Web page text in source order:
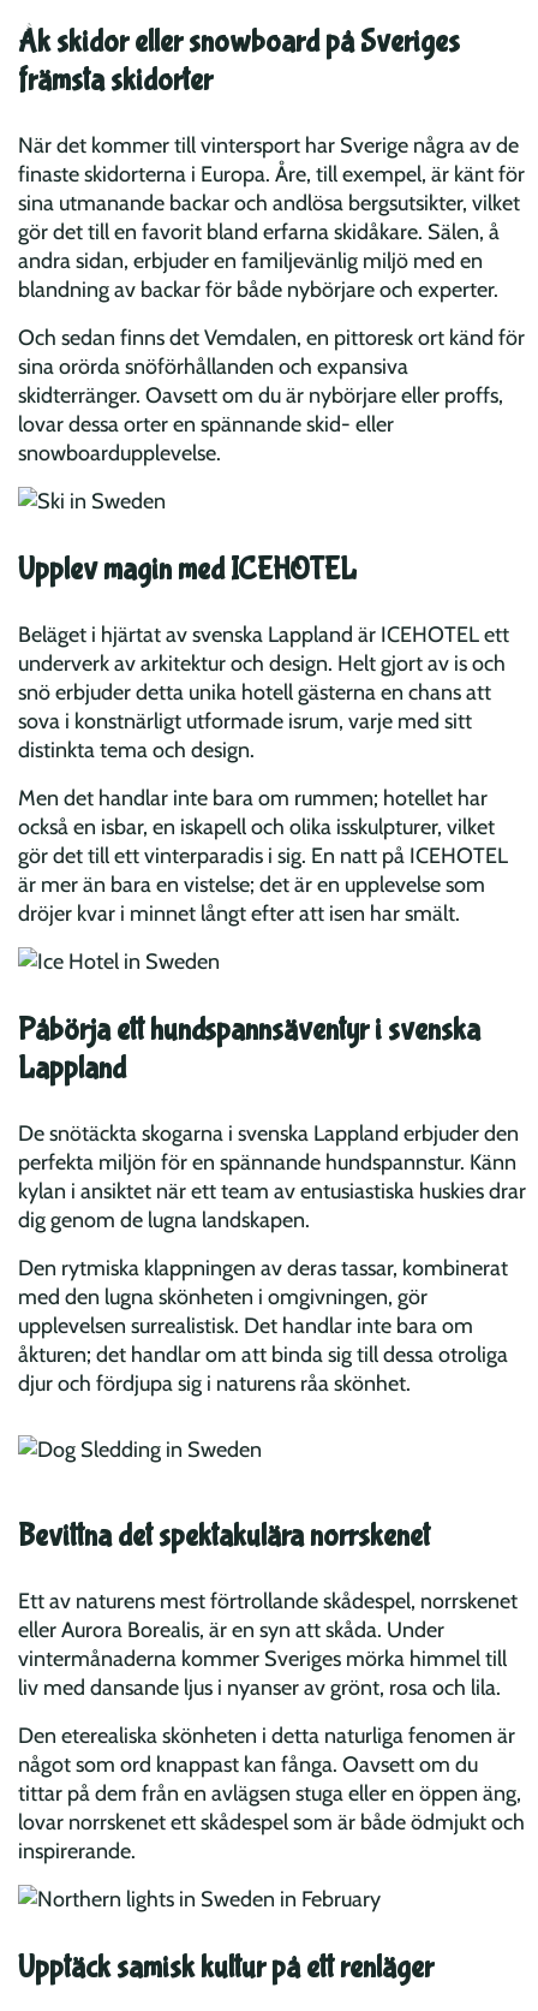
Åk skidor eller snowboard på Sveriges
främsta skidorter
När det kommer till vintersport har Sverige några av de
finaste skidorterna i Europa. Åre, till exempel, är känt för
sina utmanande backar och andlösa bergsutsikter, vilket
gör det till en favorit bland erfarna skidåkare. Sälen, å
andra sidan, erbjuder en familjevänlig miljö med en
blandning av backar för både nybörjare och experter.
Och sedan finns det Vemdalen, en pittoresk ort känd för
sina orörda snöförhållanden och expansiva
skidterränger. Oavsett om du är nybörjare eller proffs,
lovar dessa orter en spännande skid- eller
snowboardupplevelse.
Upplev magin med ICEHOTEL
Beläget i hjärtat av svenska Lappland är ICEHOTEL ett
underverk av arkitektur och design. Helt gjort av is och
snö erbjuder detta unika hotell gästerna en chans att
sova i konstnärligt utformade isrum, varje med sitt
distinkta tema och design.
Men det handlar inte bara om rummen; hotellet har
också en isbar, en iskapell och olika isskulpturer, vilket
gör det till ett vinterparadis i sig. En natt på ICEHOTEL
är mer än bara en vistelse; det är en upplevelse som
dröjer kvar i minnet långt efter att isen har smält.
Påbörja ett hundspannsäventyr i svenska
Lappland
De snötäckta skogarna i svenska Lappland erbjuder den
perfekta miljön för en spännande hundspannstur. Känn
kylan i ansiktet när ett team av entusiastiska huskies drar
dig genom de lugna landskapen.
Den rytmiska klappningen av deras tassar, kombinerat
med den lugna skönheten i omgivningen, gör
upplevelsen surrealistisk. Det handlar inte bara om
åkturen; det handlar om att binda sig till dessa otroliga
djur och fördjupa sig i naturens råa skönhet.
Bevittna det spektakulära norrskenet
Ett av naturens mest förtrollande skådespel, norrskenet
eller Aurora Borealis, är en syn att skåda. Under
vintermånaderna kommer Sveriges mörka himmel till
liv med dansande ljus i nyanser av grönt, rosa och lila.
Den eterealiska skönheten i detta naturliga fenomen är
något som ord knappast kan fånga. Oavsett om du
tittar på dem från en avlägsen stuga eller en öppen äng,
lovar norrskenet ett skådespel som är både ödmjukt och
inspirerande.
Upptäck samisk kultur på ett renläger